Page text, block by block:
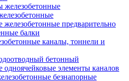
железобетонные
железобетонные предварительно
балки
каналы, тоннели и
бетонный
одноячейковые элементы каналов
безнапорные